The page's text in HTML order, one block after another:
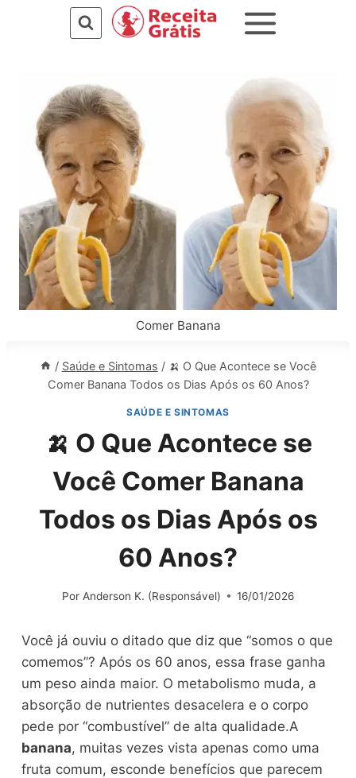
Comer Banana
/ Saúde e Sintomas / 🍌 O Que Acontece se Você
Comer Banana Todos os Dias Após os 60 Anos?
SAÚDE E SINTOMAS
🍌 O Que Acontece se
Você Comer Banana
Todos os Dias Após os
60 Anos?
Por Anderson K. (Responsável) 16/01/2026
Você já ouviu o ditado que diz que “somos o que
comemos”? Após os 60 anos, essa frase ganha
um peso ainda maior. O metabolismo muda, a
absorção de nutrientes desacelera e o corpo
pede por “combustível” de alta qualidade.A
banana, muitas vezes vista apenas como uma
fruta comum, esconde benefícios que parecem